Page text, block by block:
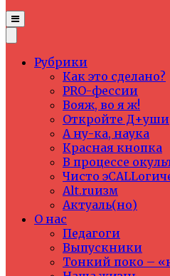
Рубрики
Как это сделано?
PRO-фессии
Вояж, во я ж!
Откройте Д+уши
А ну-ка, наука
Красная кнопка
В процессе
Чисто
Alt.ruизм
Актуаль(но)
О нас
Педагоги
Выпускники
Тонкий поко –